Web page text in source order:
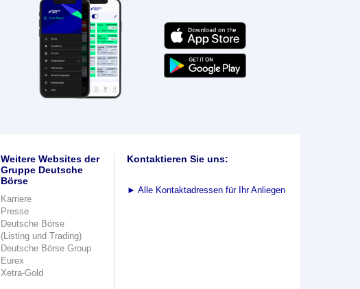
Weitere Websites der
Gruppe Deutsche
Börse
Karriere
Presse
Deutsche Börse
(Listing und Trading)
Deutsche Börse Group
Eurex
Xetra-Gold
Kontaktieren Sie uns:
► Alle Kontaktadressen für Ihr Anliegen